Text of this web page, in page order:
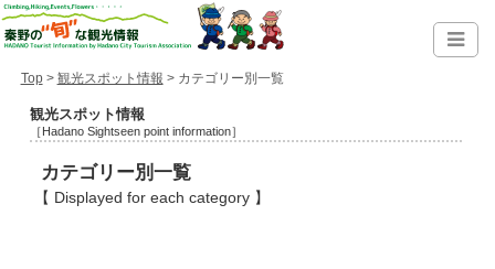
Top> 観光スポット情報 > カテゴリー別一覧
観光スポット情報
［Hadano Sightseen point information］
カテゴリー別一覧
【 Displayed for each category 】